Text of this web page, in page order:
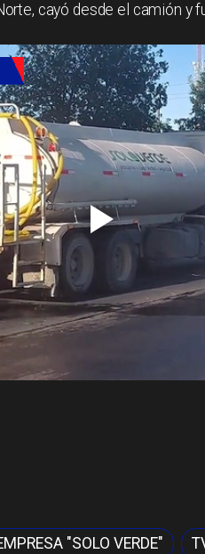
cayó desde el camión y
"SOLO VERDE"